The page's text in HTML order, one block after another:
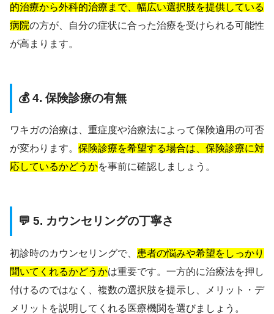
的治療から外科的治療まで、幅広い選択肢を提供している
病院の方が、自分の症状に合った治療を受けられる可能性
が高まります。
💰 4. 保険診療の有無
ワキガの治療は、重症度や治療法によって保険適用の可否
が変わります。 保険診療を希望する場合は、保険診療に対
応しているかどうかを事前に確認しましょう。
💬 5. カウンセリングの丁寧さ
初診時のカウンセリングで、 患者の悩みや希望をしっかり
聞いてくれるかどうかは重要です。一方的に治療法を押し
付けるのではなく、複数の選択肢を提示し、メリット・デ
メリットを説明してくれる医療機関を選びましょう。